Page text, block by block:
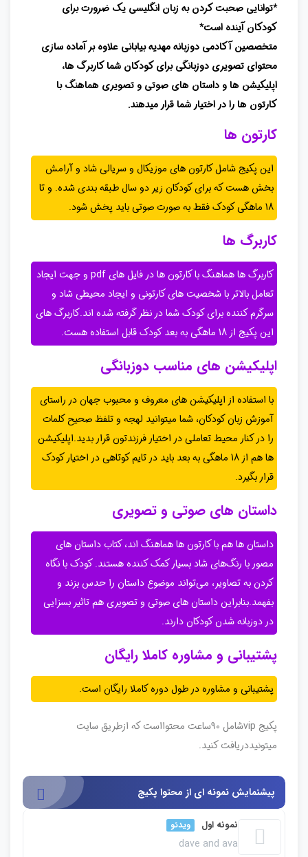
*توانایی صحبت کردن به زبان انگلیسی یک ضرورت برای
کودکان آینده است*
متخصصین آکادمی دوزبانه مهدیه بیابانی علاوه بر آماده سازی
محتوای تصویری دوزبانگی برای کودکان شما کاربرگ ها،
اپلیکیشن ها و داستان های صوتی و تصویری هماهنگ با
کارتون ها را در اختیار شما قرار میدهند.
کارتون ها
این پکیج شامل کارتون های موزیکال و سریالی شاد و آرامش
بخش هست که برای کودکان زیر دو سال طبقه بندی شده. و تا
18 ماهگی کودک فقط به صورت صوتی باید پخش شود.
کاربرگ ها
کاربرگ ها هماهنگ با کارتون ها در فایل های pdf و جهت ایجاد
تعامل بالاتر با شخصیت های کارتونی و ایجاد محیطی شاد و
سرگرم کننده برای کودک شما در نظر گرفته شده اند.کاربرگ های
این پکیج از 18 ماهگی به بعد کودک قابل استفاده هست.
اپلیکیشن های مناسب دوزبانگی
با استفاده از اپلیکیشن های معروف و محبوب جهان در راستای
آموزش زبان کودکان، شما میتوانید لهجه و تلفظ صحیح کلمات
را در کنار محیط تعاملی در اختیار فرزندتون قرار بدید.اپلیکیشن
ها هم از 18 ماهگی به بعد باید در تایم کوتاهی در اختیار کودک
قرار بگیرد.
داستان های صوتی و تصویری
داستان ها هم با کارتون ها هماهنگ اند، کتاب داستان ‌های
مصور با رنگ‌های شاد بسیار کمک کننده هستند. کودک با نگاه
کردن به تصاویر، می‌تواند موضوع داستان را حدس بزند و
بفهمد.بنابراین داستان های صوتی و تصویری هم تاثیر بسزایی
در دوزبانه شدن کودکان دارند.
پشتیبانی و مشاوره کاملا رایگان
پشتیبانی و مشاوره در طول دوره کاملا رایگان است.
پکیج vipشامل 90ساعت محتوااست که ازطریق سایت
میتونیددریافت کنید.
پیشنمایش نمونه ای از محتوا پکیج
نمونه اول ویدئو
dave and ava